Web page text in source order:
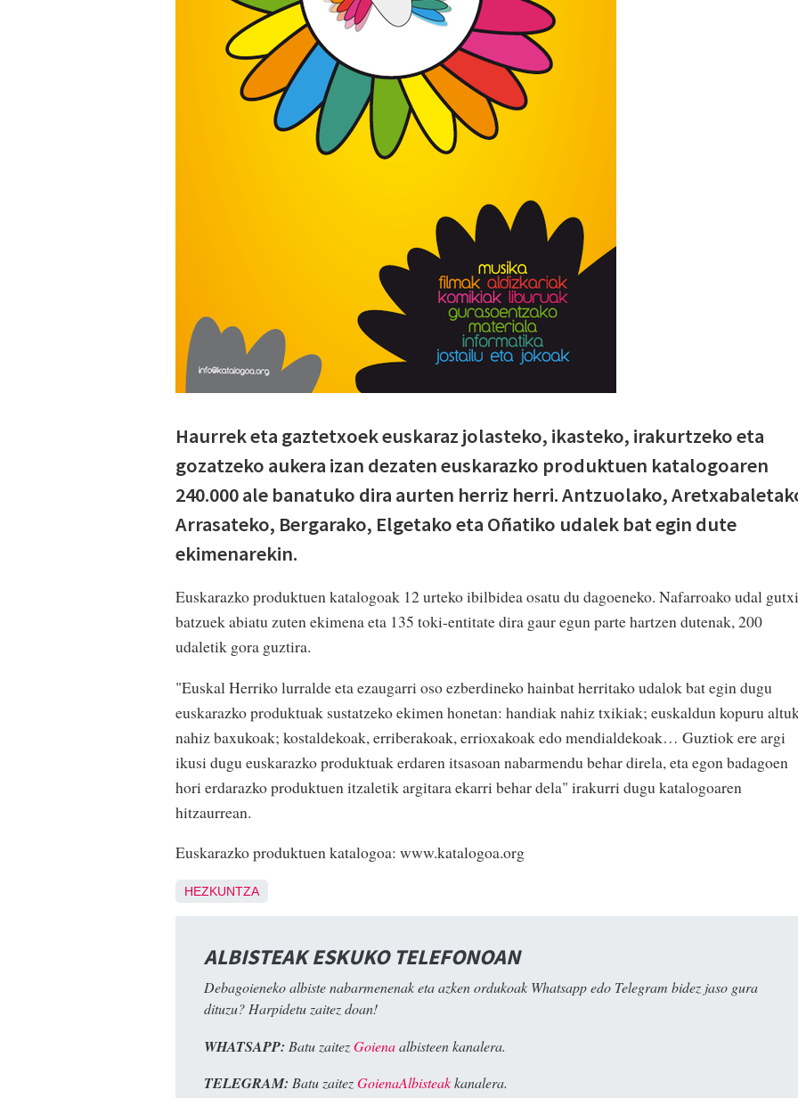
Haurrek eta gaztetxoek euskaraz jolasteko, ikasteko, irakurtzeko eta
gozatzeko aukera izan dezaten euskarazko produktuen katalogoaren
240.000 ale banatuko dira aurten herriz herri. Antzuolako,
Arrasateko, Bergarako, Elgetako eta Oñatiko udalek bat egin dute
ekimenarekin.
Euskarazko produktuen katalogoak 12 urteko ibilbidea osatu du dagoeneko. Nafarroako udal gutxi
batzuek abiatu zuten ekimena eta 135 toki-entitate dira gaur egun parte hartzen dutenak, 200
udaletik gora guztira.
"Euskal Herriko lurralde eta ezaugarri oso ezberdineko hainbat herritako udalok bat egin dugu
euskarazko produktuak sustatzeko ekimen honetan: handiak nahiz txikiak; euskaldun kopuru
nahiz baxukoak; kostaldekoak, erriberakoak, errioxakoak edo mendialdekoak… Guztiok ere argi
ikusi dugu euskarazko produktuak erdaren itsasoan nabarmendu behar direla, eta egon badagoen
hori erdarazko produktuen itzaletik argitara ekarri behar dela" irakurri dugu katalogoaren
hitzaurrean.
Euskarazko produktuen katalogoa: www.katalogoa.org
HEZKUNTZA
ALBISTEAK ESKUKO TELEFONOAN
Debagoieneko albiste nabarmenenak eta azken ordukoak Whatsapp edo Telegram bidez jaso gura
dituzu? Harpidetu zaitez doan!
WHATSAPP: Batu zaitezGoienaalbisteen kanalera.
TELEGRAM: Batu zaitezGoienaAlbisteakkanalera.